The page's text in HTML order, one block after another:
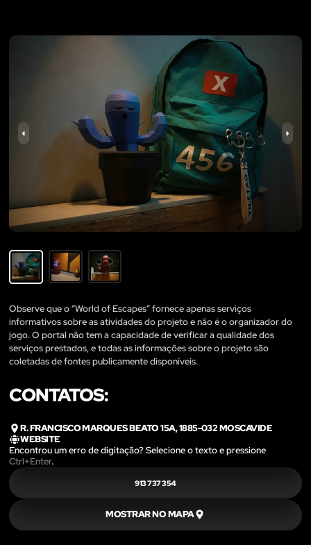
Observe que o “World of Escapes” fornece apenas serviços
informativos sobre as atividades do projeto e não é o organizador do
jogo. O portal não tem a capacidade de verificar a qualidade dos
serviços prestados, e todas as informações sobre o projeto são
coletadas de fontes publicamente disponíveis.
CONTATOS:
R. FRANCISCO MARQUES BEATO 15A, 1885-032 MOSCAVIDE
WEBSITE
Encontrou um erro de digitação? Selecione o texto e pressione
Ctrl+Enter.
913 737 354
MOSTRAR NO MAPA